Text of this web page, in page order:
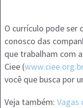
O currículo pode
conosco das
que trabalham com
Ciee (
você que busca por
Veja também: Vagas